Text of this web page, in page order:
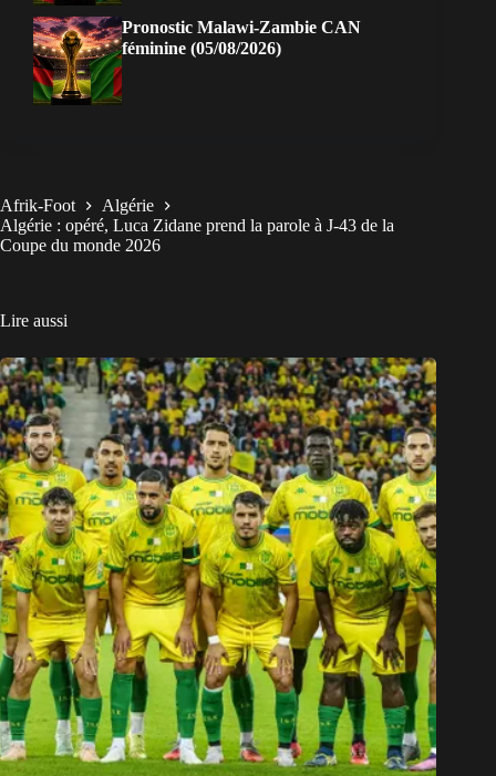
Pronostic Malawi-Zambie CAN
féminine (05/08/2026)
Afrik-Foot
Algérie
Algérie : opéré, Luca Zidane prend la parole à J-43 de la
Coupe du monde 2026
Lire aussi